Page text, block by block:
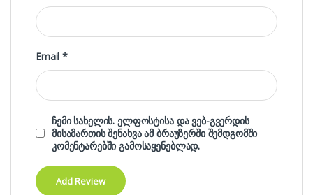
Email*
ჩემი სახელის. ელფოსტისა და ვებ-გვერდის
მისამართის შენახვა ამ ბრაუზერში შემდგომში
კომენტარებში გამოსაყენებლად.